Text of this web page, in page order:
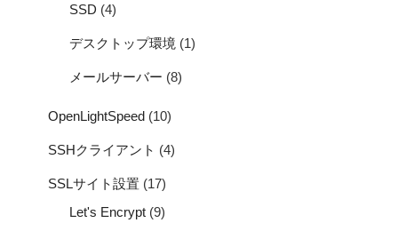
SSD (4)
デスクトップ環境 (1)
メールサーバー (8)
OpenLightSpeed (10)
SSHクライアント (4)
SSLサイト設置 (17)
Let's Encrypt (9)